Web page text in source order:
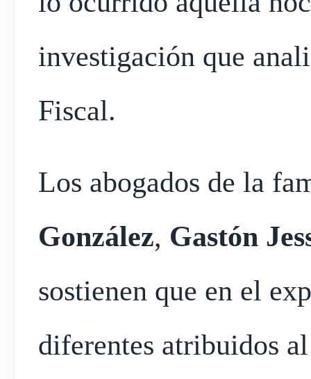
investigación que
Fiscal.
Los abogados de la
González, Gastón
sostienen que en el
diferentes atribuidos